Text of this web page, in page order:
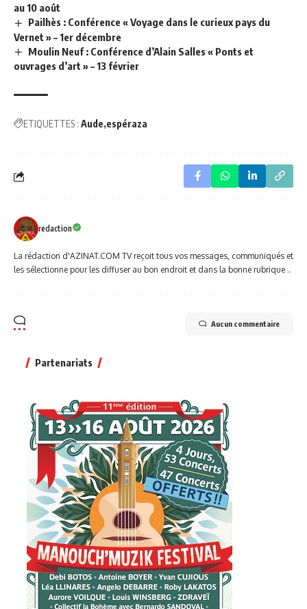
au 10 août
Pailhès : Conférence « Voyage dans le curieux pays du
Vernet » – 1er décembre
Moulin Neuf : Conférence d’Alain Salles « Ponts et
ouvrages d’art » – 13 février
ETIQUETTES : Aude espéraza
redaction
La rédaction d'AZINAT.COM TV reçoit tous vos messages, communiqués et
les sélectionne pour les diffuser au bon endroit et dans la bonne rubrique ..
Aucun commentaire
Partenariats